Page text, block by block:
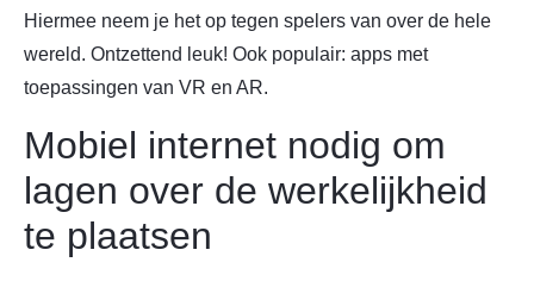
Hiermee neem je het op tegen spelers van over de hele
wereld. Ontzettend leuk! Ook populair: apps met
toepassingen van VR en AR.
Mobiel internet nodig om
lagen over de werkelijkheid
te plaatsen